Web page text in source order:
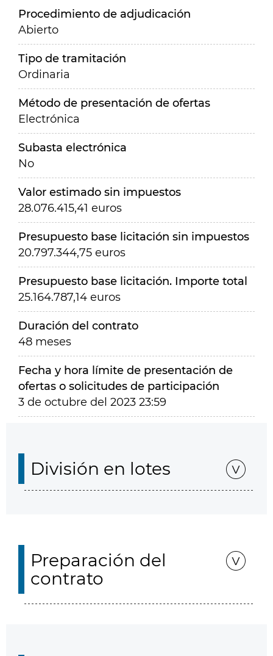
Procedimiento de adjudicación
Abierto
Tipo de tramitación
Ordinaria
Método de presentación de ofertas
Electrónica
Subasta electrónica
No
Valor estimado sin impuestos
28.076.415,41 euros
Presupuesto base licitación sin impuestos
20.797.344,75 euros
Presupuesto base licitación. Importe total
25.164.787,14 euros
Duración del contrato
48 meses
Fecha y hora límite de presentación de
ofertas o solicitudes de participación
3 de octubre del 2023 23:59
División en lotes
Preparación del
contrato